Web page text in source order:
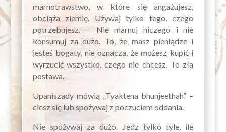
marnotrawstwo, w które się angażujesz,
obciąża ziemię. Używaj tylko tego, czego
potrzebujesz. Nie marnuj niczego i nie
konsumuj za dużo. To, że masz pieniądze i
jesteś bogaty, nie oznacza, że możesz kupić i
wyrzucić wszystko, czego nie chcesz. To zła
postawa.
Upaniszady mówią „Tyaktena bhunjeethah” –
ciesz się lub spożywaj z poczuciem oddania.
Nie spożywaj za dużo. Jedz tylko tyle, ile